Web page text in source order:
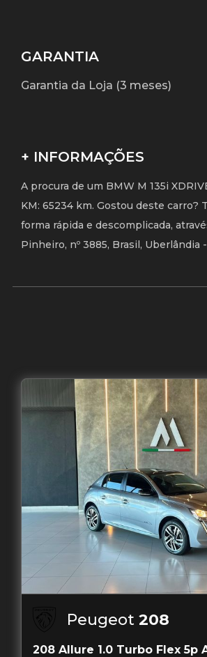
GARANTIA
Garantia da Loja (3 meses)
+ INFORMAÇÕES
A procura de um BMW M 135i
KM: 65234 km. Gostou deste
forma rápida e descomplicada,
Pinheiro, nº 3885, Brasil, Uberlândia
Peugeot 208
208 Allure 1.0 Turbo Flex 5p